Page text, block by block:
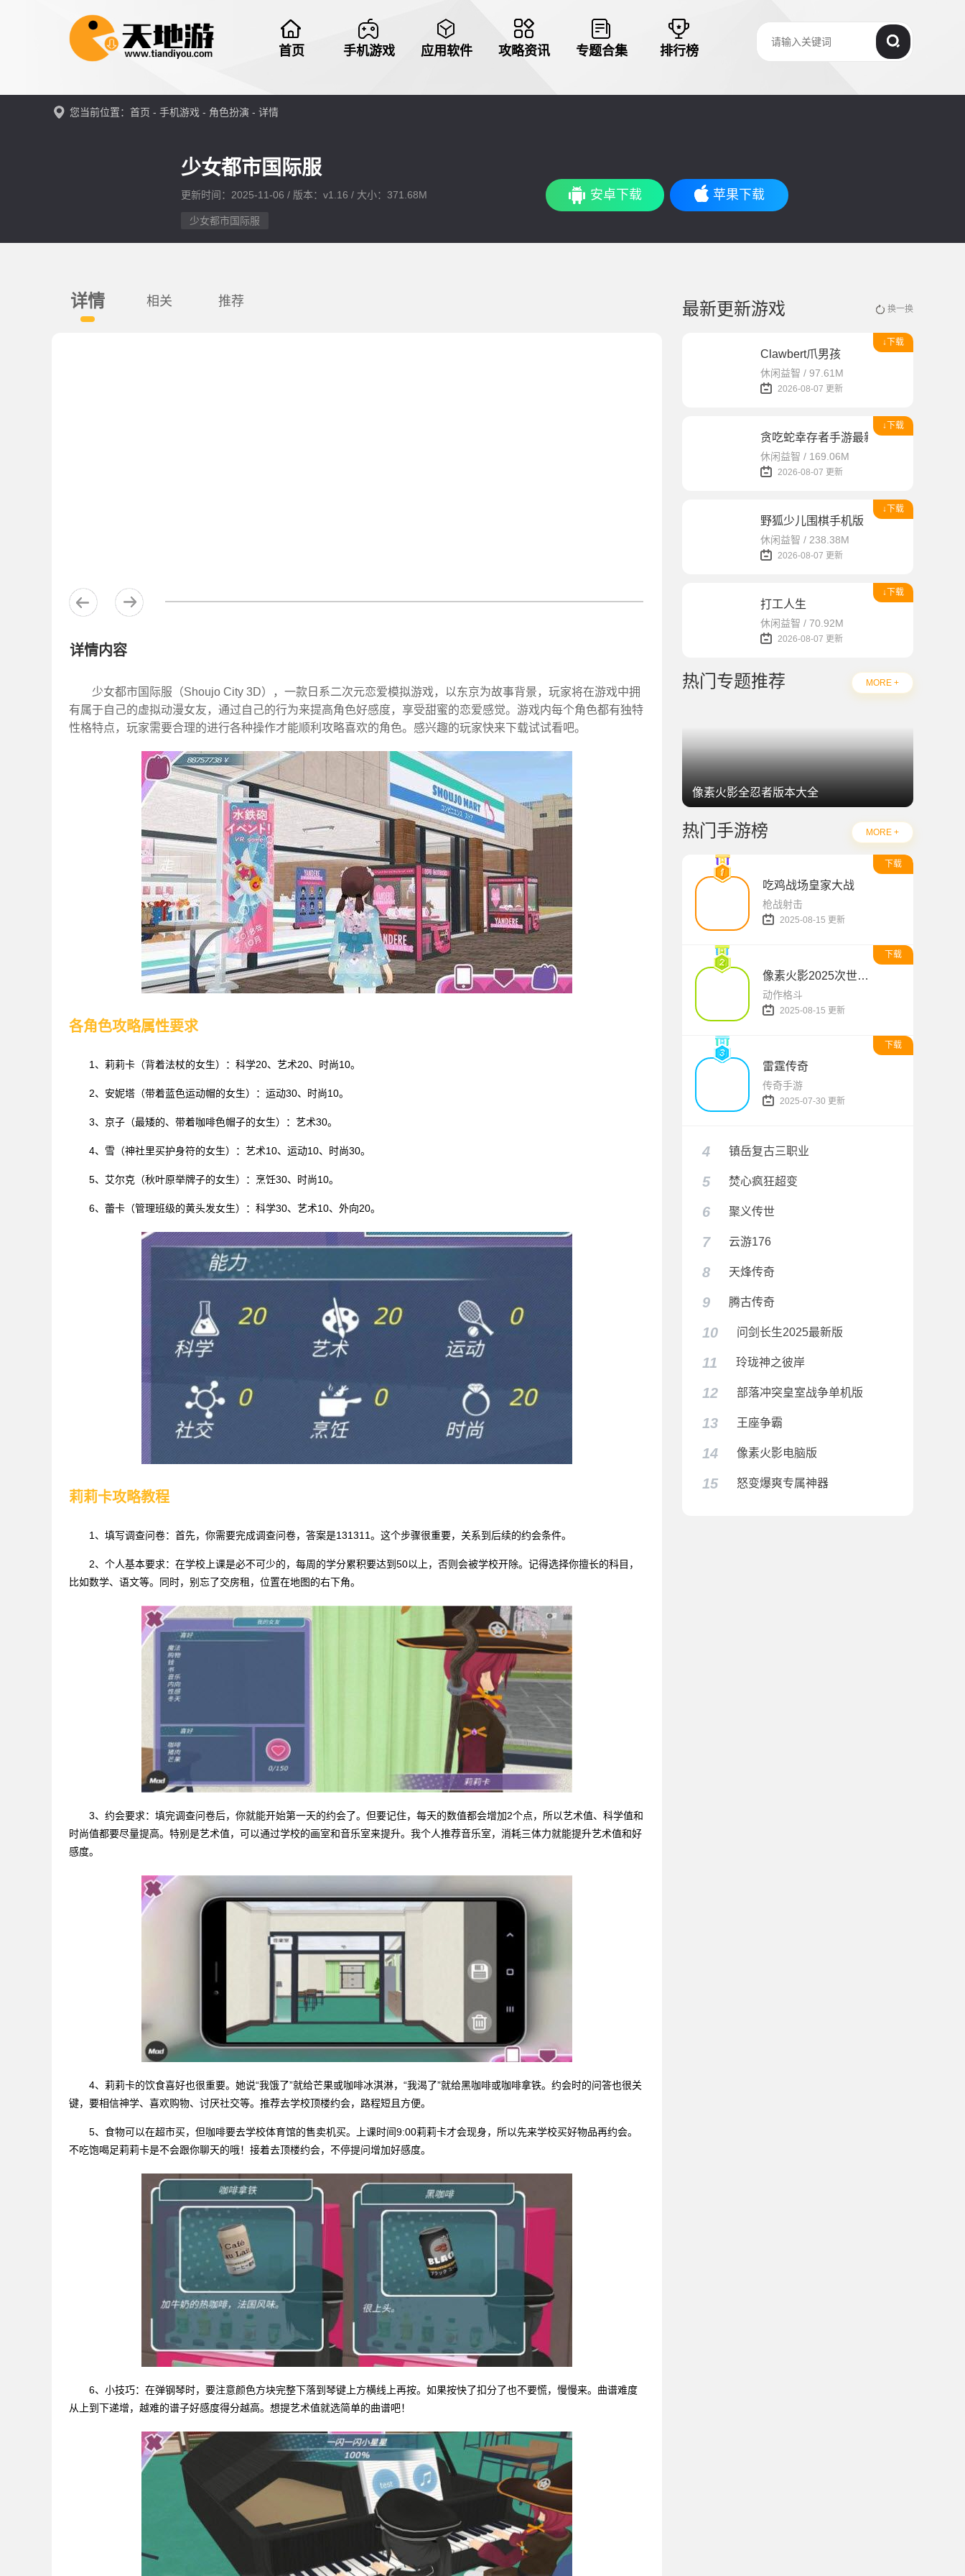
首页 手机游戏 应用软件 攻略资讯 专题合集 排行榜
您当前位置： 首页 - 手机游戏 - 角色扮演 - 详情
少女都市国际服
更新时间：2025-11-06 / 版本：v1.16 / 大小：371.68M
少女都市国际服
安卓下载 苹果下载
详情 相关 推荐
详情内容
少女都市国际服（Shoujo City 3D），一款日系二次元恋爱模拟游戏，以东京为故事背景，玩家将在游戏中拥
有属于自己的虚拟动漫女友，通过自己的行为来提高角色好感度，享受甜蜜的恋爱感觉。游戏内每个角色都有独特
性格特点，玩家需要合理的进行各种操作才能顺利攻略喜欢的角色。感兴趣的玩家快来下载试试看吧。
各角色攻略属性要求
1、莉莉卡（背着法杖的女生）：科学20、艺术20、时尚10。
2、安妮塔（带着蓝色运动帽的女生）：运动30、时尚10。
3、京子（最矮的、带着咖啡色帽子的女生）：艺术30。
4、雪（神社里买护身符的女生）：艺术10、运动10、时尚30。
5、艾尔克（秋叶原举牌子的女生）：烹饪30、时尚10。
6、蕾卡（管理班级的黄头发女生）：科学30、艺术10、外向20。
莉莉卡攻略教程
1、填写调查问卷：首先，你需要完成调查问卷，答案是131311。这个步骤很重要，关系到后续的约会条件。
2、个人基本要求：在学校上课是必不可少的，每周的学分累积要达到50以上，否则会被学校开除。记得选择你擅长的科目，
比如数学、语文等。同时，别忘了交房租，位置在地图的右下角。
3、约会要求：填完调查问卷后，你就能开始第一天的约会了。但要记住，每天的数值都会增加2个点，所以艺术值、科学值和
时尚值都要尽量提高。特别是艺术值，可以通过学校的画室和音乐室来提升。我个人推荐音乐室，消耗三体力就能提升艺术值和好
感度。
4、莉莉卡的饮食喜好也很重要。她说“我饿了”就给芒果或咖啡冰淇淋，“我渴了”就给黑咖啡或咖啡拿铁。约会时的问答也很关
键，要相信神学、喜欢购物、讨厌社交等。推荐去学校顶楼约会，路程短且方便。
5、食物可以在超市买，但咖啡要去学校体育馆的售卖机买。上课时间9:00莉莉卡才会现身，所以先来学校买好物品再约会。
不吃饱喝足莉莉卡是不会跟你聊天的哦！接着去顶楼约会，不停提问增加好感度。
6、小技巧：在弹钢琴时，要注意颜色方块完整下落到琴键上方横线上再按。如果按快了扣分了也不要慌，慢慢来。曲谱难度
从上到下递增，越难的谱子好感度得分越高。想提艺术值就选简单的曲谱吧！
最新更新游戏 换一换
↓下载
Clawbert爪男孩
休闲益智 / 97.61M
2026-08-07 更新
↓下载
贪吃蛇幸存者手游最新版
休闲益智 / 169.06M
2026-08-07 更新
↓下载
野狐少儿围棋手机版
休闲益智 / 238.38M
2026-08-07 更新
↓下载
打工人生
休闲益智 / 70.92M
2026-08-07 更新
热门专题推荐 MORE +
像素火影全忍者版本大全
热门手游榜 MORE +
下载
吃鸡战场皇家大战
枪战射击
2025-08-15 更新
下载
像素火影2025次世代1.20版本
动作格斗
2025-08-15 更新
下载
雷霆传奇
传奇手游
2025-07-30 更新
4 镇岳复古三职业
5 焚心疯狂超变
6 聚义传世
7 云游176
8 天烽传奇
9 腾古传奇
10 问剑长生2025最新版
11 玲珑神之彼岸
12 部落冲突皇室战争单机版
13 王座争霸
14 像素火影电脑版
15 怒变爆爽专属神器